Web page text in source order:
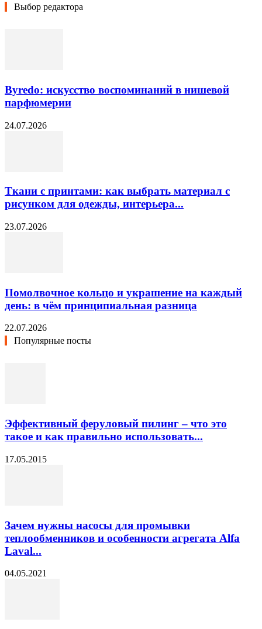
Выбор редактора
Byredo: искусство воспоминаний в нишевой
парфюмерии
24.07.2026
Ткани с принтами: как выбрать материал с
рисунком для одежды, интерьера...
23.07.2026
Помолвочное кольцо и украшение на каждый
день: в чём принципиальная разница
22.07.2026
Популярные посты
Эффективный феруловый пилинг – что это
такое и как правильно использовать...
17.05.2015
Зачем нужны насосы для промывки
теплообменников и особенности агрегата Alfa
Laval...
04.05.2021